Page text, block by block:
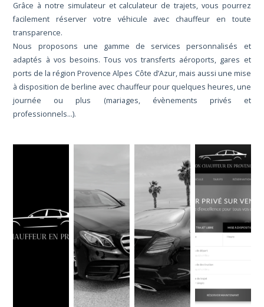
Grâce à notre simulateur et calculateur de trajets, vous pourrez
facilement réserver votre véhicule avec chauffeur en toute
transparence.
Nous proposons une gamme de services personnalisés et
adaptés à vos besoins. Tous vos transferts aéroports, gares et
ports de la région Provence Alpes Côte d’Azur, mais aussi une mise
à disposition de berline avec chauffeur pour quelques heures, une
journée ou plus (mariages, évènements privés et
professionnels...).